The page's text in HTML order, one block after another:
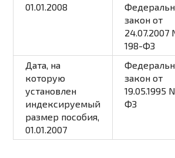
01.01.2008
закон от
24.07.2007
198-ФЗ
Дата, на
которую
установлен
индексируемый
размер пособия,
01.01.2007
закон от
19.05.1995
ФЗ